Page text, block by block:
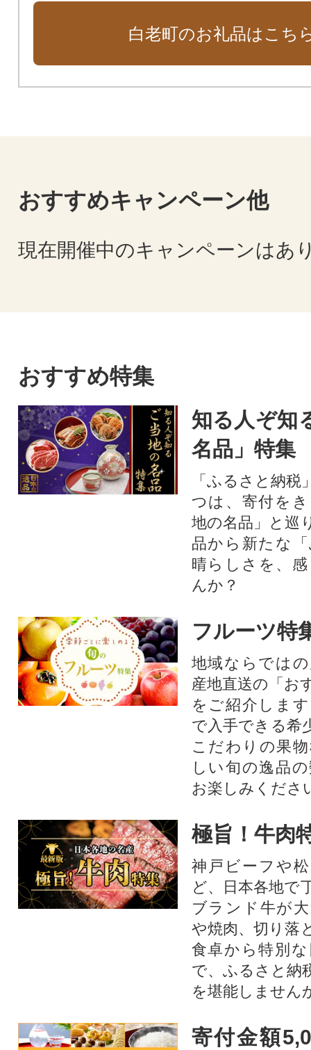
白老町のお礼品はこち
おすすめキャンペーン他
現在開催中のキャンペーンはあ
おすすめ特集
知る人ぞ知
名品」特集
「ふるさと納
つは、寄付を
地の名品」と巡
品から新たな
晴らしさを、
んか？
フルーツ特
地域ならでは
産地直送の「お
をご紹介しま
で入手できる希
こだわりの果
しい旬の逸品
お楽しみくださ
極旨！牛肉
神戸ビーフや
ど、日本各地で
ブランド牛が
や焼肉、切り落
食卓から特別
で、ふるさと納
を堪能しません
寄付金額